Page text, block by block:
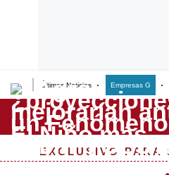
Últimas Noticias Empresas G
Lo último
Peru Quiosco
EXCLUSIVO PARA